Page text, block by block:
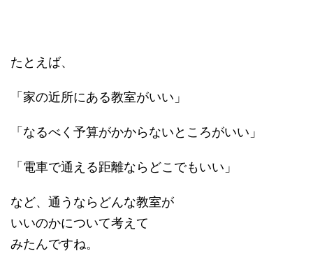
たとえば、
「家の近所にある教室がいい」
「なるべく予算がかからないところがいい」
「電車で通える距離ならどこでもいい」
など、通うならどんな教室が
いいのかについて考えて
みたんですね。